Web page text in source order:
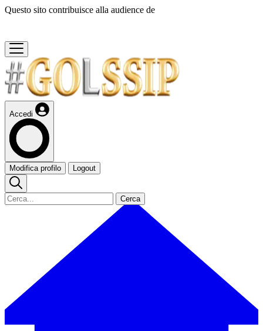
Questo sito contribuisce alla audience de
Accedi
Modifica profilo Logout
Cerca